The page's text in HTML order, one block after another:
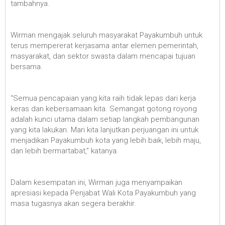
tambahnya.
Wirman mengajak seluruh masyarakat Payakumbuh untuk
terus mempererat kerjasama antar elemen pemerintah,
masyarakat, dan sektor swasta dalam mencapai tujuan
bersama.
"Semua pencapaian yang kita raih tidak lepas dari kerja
keras dan kebersamaan kita. Semangat gotong royong
adalah kunci utama dalam setiap langkah pembangunan
yang kita lakukan. Mari kita lanjutkan perjuangan ini untuk
menjadikan Payakumbuh kota yang lebih baik, lebih maju,
dan lebih bermartabat,” katanya.
Dalam kesempatan ini, Wirman juga menyampaikan
apresiasi kepada Penjabat Wali Kota Payakumbuh yang
masa tugasnya akan segera berakhir.